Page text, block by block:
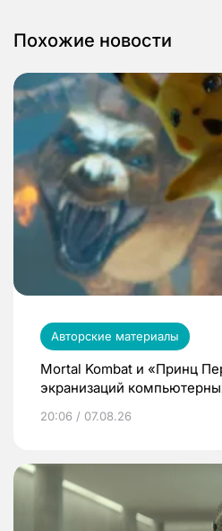
Похожие новости
Авторские материалы
Mortal Kombat и «Принц
экранизаций
20:06 / 07.08.26